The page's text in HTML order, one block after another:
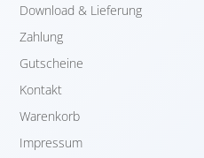
Download & Lieferung
Zahlung
Gutscheine
Kontakt
Warenkorb
Impressum